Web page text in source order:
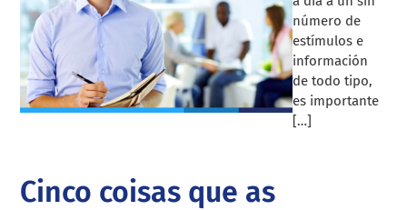
número de
estímulos e
información
de todo tipo,
es importante
[…]
Cinco coisas que as